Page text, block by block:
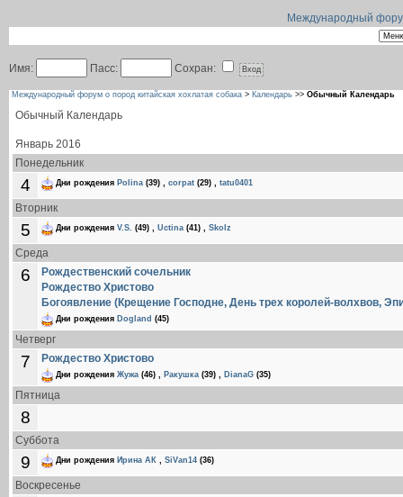
Международный
Имя: Пасс: Сохран:
Международный форум о пород китайская хохлатая собака > Календарь >> Обычный Календарь
Обычный Календарь
Январь 2016
Понедельник
4 Дни рождения Polina (39) corpat (29) tatu0401
Вторник
5 Дни рождения V.S. (49) Uctina (41) Skolz
Среда
6
Рождественский сочельник
Рождество Христово
Богоявление (Крещение Господне, День трех королей-волхвов,
Дни рождения Dogland (45)
Четверг
7 Рождество Христово
Дни рождения Жужа (46) Ракушка (39) DianaG (35)
Пятница
8
Суббота
9 Дни рождения Ирина АК SiVan14 (36)
Воскресенье